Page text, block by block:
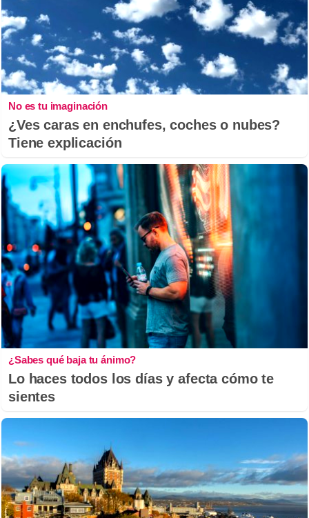
No es tu imaginación
¿Ves caras en enchufes, coches o nubes?
Tiene explicación
¿Sabes qué baja tu ánimo?
Lo haces todos los días y afecta cómo te
sientes